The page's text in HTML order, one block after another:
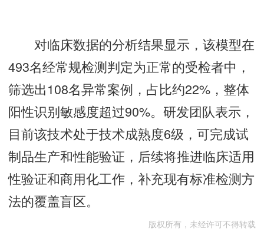
对临床数据的分析结果显示，该模型在
493名经常规检测判定为正常的受检者中，
筛选出108名异常案例，占比约22%，整体
阳性识别敏感度超过90%。研发团队表示，
目前该技术处于技术成熟度6级，可完成试
制品生产和性能验证，后续将推进临床适用
性验证和商用化工作，补充现有标准检测方
法的覆盖盲区。
版权所有，未经许可不得转载